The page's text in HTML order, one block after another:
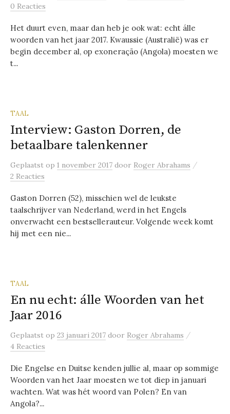
0 Reacties
Het duurt even, maar dan heb je ook wat: echt álle
woorden van het jaar 2017. Kwaussie (Australië) was er
begin december al, op exoneração (Angola) moesten we
t...
TAAL
Interview: Gaston Dorren, de
betaalbare talenkenner
Geplaatst op 1 november 2017 door Roger Abrahams /
2 Reacties
Gaston Dorren (52), misschien wel de leukste
taalschrijver van Nederland, werd in het Engels
onverwacht een bestsellerauteur. Volgende week komt
hij met een nie...
TAAL
En nu echt: álle Woorden van het
Jaar 2016
Geplaatst op 23 januari 2017 door Roger Abrahams /
4 Reacties
Die Engelse en Duitse kenden jullie al, maar op sommige
Woorden van het Jaar moesten we tot diep in januari
wachten. Wat was hét woord van Polen? En van
Angola?...